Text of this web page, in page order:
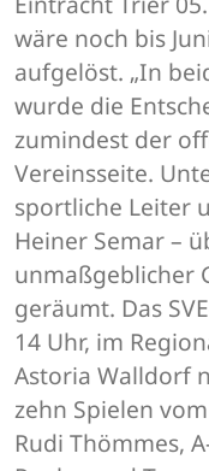
wäre noch bis
aufgelöst. „In
wurde die
zumindest der
Vereinsseite.
sportliche Leiter
Heiner Semar –
unmaßgeblicher
geräumt. Das
14 Uhr, im
Astoria Walldorf
zehn Spielen
Rudi Thömmes,